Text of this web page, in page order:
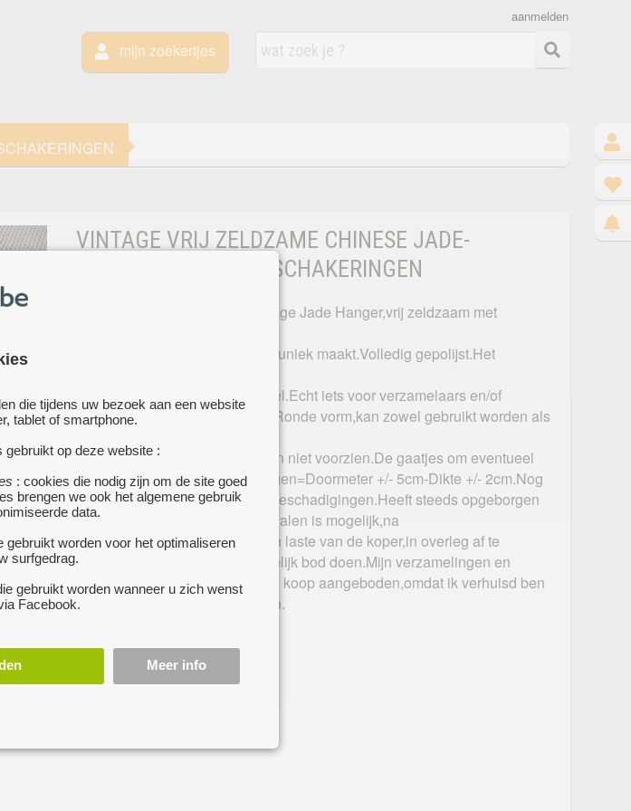
die tijdens uw bezoek aan een website
tablet of smartphone.
op deze website :
: cookies die nodig zijn om de site goed
brengen we ook het algemene gebruik
data.
gebruikt worden voor het optimaliseren
surfgedrag.
gebruikt worden wanneer u zich wenst
Facebook.
Meer info
mijn zoekertjes
aanmelden
VINTAGE VRIJ ZELDZAME CHINESE JADE-
HANGER MET KLEURSCHAKERINGEN
Mooie Chinese Vintage Jade Hanger,vrij zeldzaam met
kleurschakeringen,wat hem vrij uniek maakt.Volledig gepolijst.Het
van kleuren maakt hem origineel.Echt iets voor verzamelaars en/of
bezitters van speciale juwelen.Ronde vorm,kan zowel gebruikt worden als
als hanger.Ketting en haakje zijn niet voorzien.De gaatjes om eventueel
haakje te plaatsen wel.Afmetingen=Doormeter +/- 5cm-Dikte +/- 2cm.Nog
in bijzonder mooie staat.Geen beschadigingen.Heeft steeds opgeborgen
gezeten in bijpassend zakje.Afhalen is mogelijk,na
afspraak.Verzendingskosten ten laste van de koper,in overleg af te
spreken.U mag steeds een redelijk bod doen.Mijn verzamelingen en
inboedel,worden stelselmatig te koop aangeboden,omdat ik verhuisd ben
en veel kleiner ben gaan wonen.